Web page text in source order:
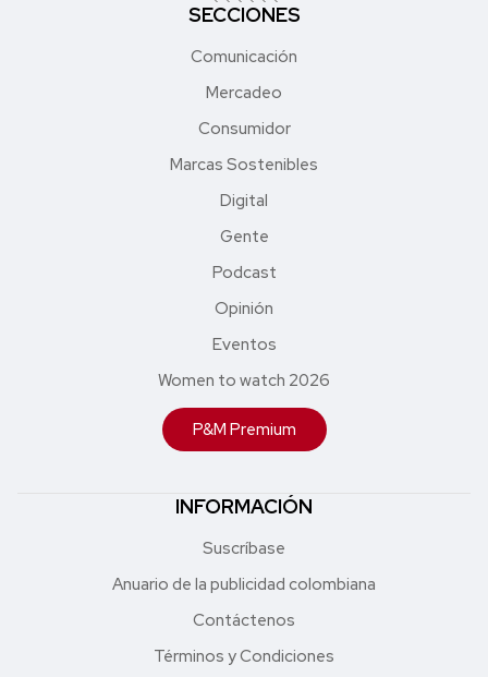
SECCIONES
Comunicación
Mercadeo
Consumidor
Marcas Sostenibles
Digital
Gente
Podcast
Opinión
Eventos
Women to watch 2026
P&M Premium
INFORMACIÓN
Suscríbase
Anuario de la publicidad colombiana
Contáctenos
Términos y Condiciones